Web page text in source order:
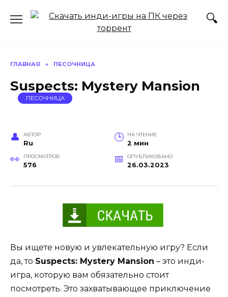
ГЛАВНАЯ » ПЕСОЧНИЦА
Suspects: Mystery Mansion
ПЕСОЧНИЦА
АВТОР
Ru
НА ЧТЕНИЕ
2 мин
ПРОСМОТРОВ
576
ОПУБЛИКОВАНО
26.03.2023
Вы ищете новую и увлекательную игру? Если
да, то Suspects: Mystery Mansion – это инди-
игра, которую вам обязательно стоит
посмотреть. Это захватывающее приключение